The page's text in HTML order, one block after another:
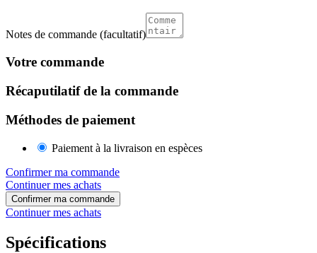
Notes de commande (facultatif)
Votre commande
Récaputilatif de la commande
Méthodes de paiement
Paiement à la livraison en espèces
Confirmer ma commande
Continuer mes achats
Confirmer ma commande
Continuer mes achats
Spécifications